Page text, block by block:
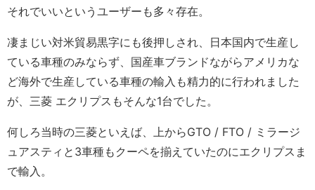
それでいいというユーザーも多々存在。
凄まじい対米貿易黒字にも後押しされ、日本国内で生産し
ている車種のみならず、国産車ブランドながらアメリカな
ど海外で生産している車種の輸入も精力的に行われました
が、三菱 エクリプスもそんな1台でした。
何しろ当時の三菱といえば、上からGTO / FTO / ミラージ
ュアスティと3車種もクーペを揃えていたのにエクリプスま
で輸入。